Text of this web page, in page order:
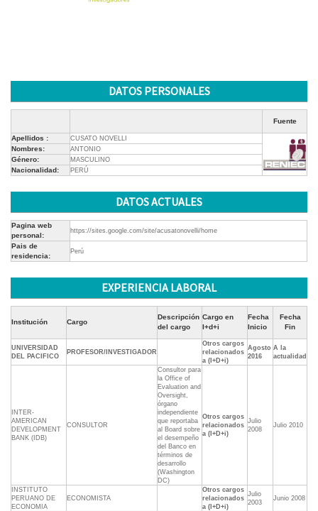
DATOS PERSONALES
Fuente
Apellidos : CUSATO NOVELLI
Nombres: ANTONIO
Género: MASCULINO
Nacionalidad: PERÚ
DATOS ACTUALES
Pagina web
personal:
https://sites.google.com/site/acusatonovelli/home
Pais de
residencia:
Perú
EXPERIENCIA LABORAL
Institución Cargo
Descripción
del cargo
Cargo en
I+d+i
Fecha
Inicio
Fecha
Fin
UNIVERSIDAD
DEL PACIFICO
PROFESOR/INVESTIGADOR
Otros cargos
relacionados
a (I+D+i)
Agosto
2016
A la
actualidad
INTER-
AMERICAN
DEVELOPMENT
BANK (IDB)
CONSULTOR
Consultor para
la Office of
Evaluation and
Oversight,
órgano
independiente
que reportaba
al Board sobre
el desempeño
del Banco en
términos de
desarrollo
(Washington
DC)
Otros cargos
relacionados
a (I+D+i)
Julio
2008
Julio 2010
INSTITUTO
PERUANO DE
ECONOMIA
ECONOMISTA
Otros cargos
relacionados
a (I+D+i)
Julio
2003
Junio 2008